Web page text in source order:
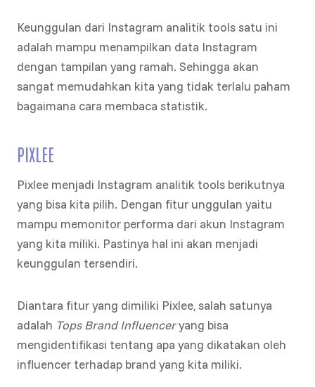
Keunggulan dari Instagram analitik tools satu ini
adalah mampu menampilkan data Instagram
dengan tampilan yang ramah. Sehingga akan
sangat memudahkan kita yang tidak terlalu paham
bagaimana cara membaca statistik.
PIXLEE
Pixlee menjadi Instagram analitik tools berikutnya
yang bisa kita pilih. Dengan fitur unggulan yaitu
mampu memonitor performa dari akun Instagram
yang kita miliki. Pastinya hal ini akan menjadi
keunggulan tersendiri.
Diantara fitur yang dimiliki Pixlee, salah satunya
adalah Tops Brand Influenceryang bisa
mengidentifikasi tentang apa yang dikatakan oleh
influencer terhadap brand yang kita miliki.